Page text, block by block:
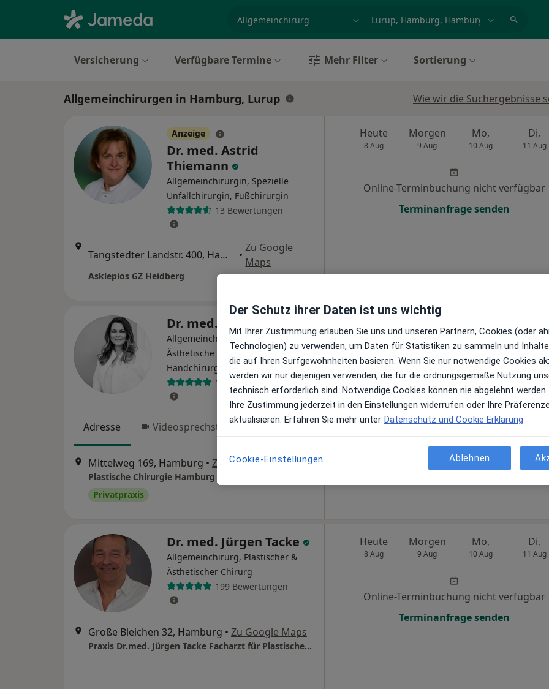
Versicherung Verfügbare Termine Mehr Filter Sortierung
Allgemeinchirurgen in Hamburg, Lurup Wie wir die Suchergebnisse
Anzeige
Dr. med. Astrid
Thiemann
Allgemeinchirurgin, Spezielle
Unfallchirurgin, Fußchirurgin
13 Bewertungen
Tangstedter Landstr. 400, Hamburg •
Zu Google
Maps
Asklepios GZ Heidberg
Heute
8 Aug
Morgen
9 Aug
Mo,
10 Aug
Di,
11 Aug
Online-Terminbuchung nicht verfügbar
Terminanfrage senden
Dr. med. Tina Peters
Allgemeinchirurgin, Plastische &
Ästhetische Chirurgin,
Handchirurgin
·Mehr
150 Bewertungen
Adresse Videosprechstunde
Mittelweg 169, Hamburg • Zu Google Maps
Privatpraxis
8 Aug 9 Aug 10 Aug 11 Aug
Online-Terminbuchung nicht verfügbar
Terminanfrage senden
Dr. med. Jürgen Tacke
Allgemeinchirurg, Plastischer &
Ästhetischer Chirurg
199 Bewertungen
Große Bleichen 32, Hamburg • Zu Google Maps
Praxis Dr.med. Jürgen Tacke Facharzt für Plastische- und Ästhetische Chirurgue
Heute
8 Aug
Morgen
9 Aug
Mo,
10 Aug
Di,
11 Aug
Online-Terminbuchung nicht verfügbar
Terminanfrage senden
Der Schutz ihrer Daten ist uns wichtig
Mit Ihrer Zustimmung erlauben Sie uns und unseren Partnern, Cookies (oder
Technologien) zu verwenden, um Daten für Statistiken zu sammeln und
die auf Ihren Surfgewohnheiten basieren. Wenn Sie nur notwendige Cookies
werden wir nur diejenigen verwenden, die für die ordnungsgemäße Nutzung
technisch erforderlich sind. Notwendige Cookies können nie abgelehnt werden.
Ihre Zustimmung jederzeit in den Einstellungen widerrufen oder Ihre
aktualisieren. Erfahren Sie mehr unter Datenschutz und Cookie Erklärung
Cookie-Einstellungen Ablehnen